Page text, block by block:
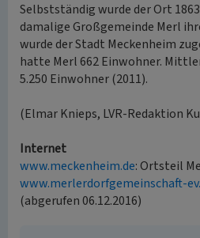
Selbstständig wurde der Ort
damalige Großgemeinde Merl
wurde der Stadt Meckenheim
hatte Merl 662 Einwohner.
5.250 Einwohner (2011).
(Elmar Knieps, LVR-Redaktion
Internet
www.meckenheim.de: Ortsteil
www.merlerdorfgemeinschaft-
(abgerufen 06.12.2016)